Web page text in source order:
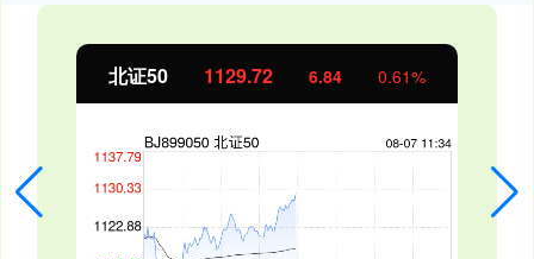
北证50 1129.72 6.84 0.61%